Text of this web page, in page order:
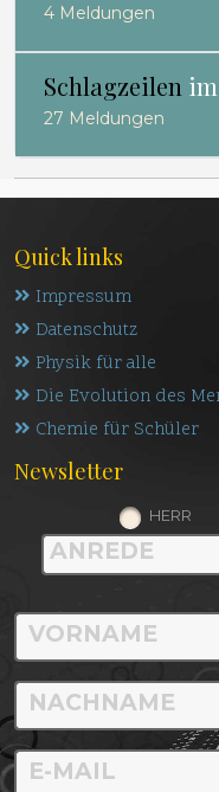
4 Meldungen
Schlagzeilen
27 Meldungen
Quick links
Impressum
Datenschutz
Physik für alle
Die Evolution des
Chemie für Schüler
Newsletter
HERR